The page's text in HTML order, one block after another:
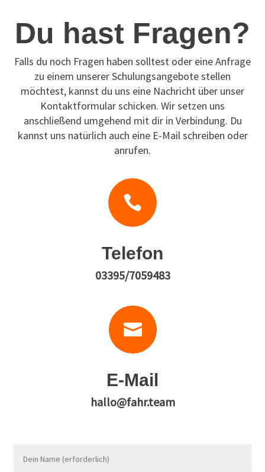
Du hast Fragen?
Falls du noch Fragen haben solltest oder eine Anfrage
zu einem unserer Schulungsangebote stellen
möchtest, kannst du uns eine Nachricht über unser
Kontaktformular schicken. Wir setzen uns
anschließend umgehend mit dir in Verbindung. Du
kannst uns natürlich auch eine E-Mail schreiben oder
anrufen.

Telefon
03395/7059483

E-Mail
hallo@fahr.team